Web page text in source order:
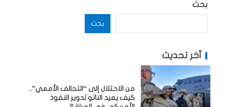
بحث
بحث
آخر تحديث
من الاحتلال إلى “التحالف الأممي”..
كيف يعيد الناتو تدوير النفوذ